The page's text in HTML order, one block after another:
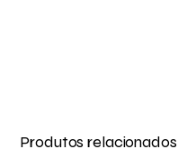
Produtos relacionados